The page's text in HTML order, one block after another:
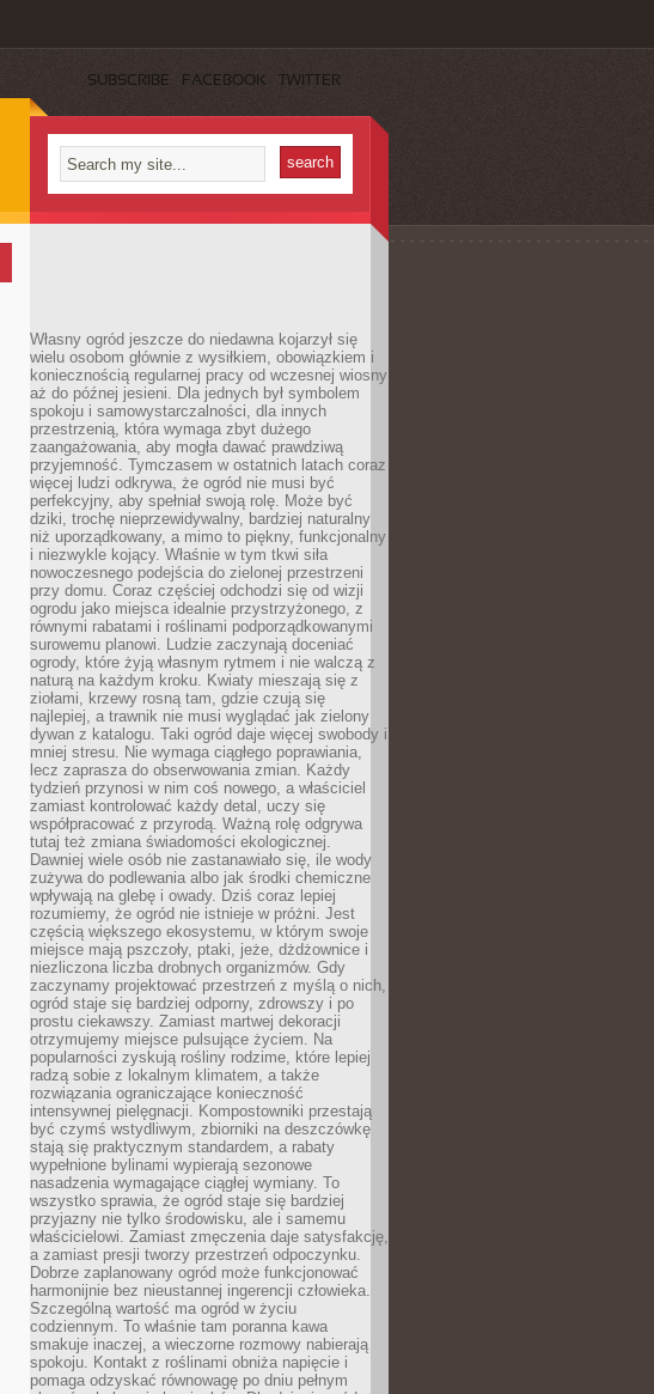
SUBSCRIBE FACEBOOK TWITTER
Własny ogród jeszcze do niedawna kojarzył się
wielu osobom głównie z wysiłkiem, obowiązkiem i
koniecznością regularnej pracy od wczesnej wiosny
aż do późnej jesieni. Dla jednych był symbolem
spokoju i samowystarczalności, dla innych
przestrzenią, która wymaga zbyt dużego
zaangażowania, aby mogła dawać prawdziwą
przyjemność. Tymczasem w ostatnich latach coraz
więcej ludzi odkrywa, że ogród nie musi być
perfekcyjny, aby spełniał swoją rolę. Może być
dziki, trochę nieprzewidywalny, bardziej naturalny
niż uporządkowany, a mimo to piękny, funkcjonalny
i niezwykle kojący. Właśnie w tym tkwi siła
nowoczesnego podejścia do zielonej przestrzeni
przy domu. Coraz częściej odchodzi się od wizji
ogrodu jako miejsca idealnie przystrzyżonego, z
równymi rabatami i roślinami podporządkowanymi
surowemu planowi. Ludzie zaczynają doceniać
ogrody, które żyją własnym rytmem i nie walczą z
naturą na każdym kroku. Kwiaty mieszają się z
ziołami, krzewy rosną tam, gdzie czują się
najlepiej, a trawnik nie musi wyglądać jak zielony
dywan z katalogu. Taki ogród daje więcej swobody i
mniej stresu. Nie wymaga ciągłego poprawiania,
lecz zaprasza do obserwowania zmian. Każdy
tydzień przynosi w nim coś nowego, a właściciel
zamiast kontrolować każdy detal, uczy się
współpracować z przyrodą. Ważną rolę odgrywa
tutaj też zmiana świadomości ekologicznej.
Dawniej wiele osób nie zastanawiało się, ile wody
zużywa do podlewania albo jak środki chemiczne
wpływają na glebę i owady. Dziś coraz lepiej
rozumiemy, że ogród nie istnieje w próżni. Jest
częścią większego ekosystemu, w którym swoje
miejsce mają pszczoły, ptaki, jeże, dżdżownice i
niezliczona liczba drobnych organizmów. Gdy
zaczynamy projektować przestrzeń z myślą o nich,
ogród staje się bardziej odporny, zdrowszy i po
prostu ciekawszy. Zamiast martwej dekoracji
otrzymujemy miejsce pulsujące życiem. Na
popularności zyskują rośliny rodzime, które lepiej
radzą sobie z lokalnym klimatem, a także
rozwiązania ograniczające konieczność
intensywnej pielęgnacji. Kompostowniki przestają
być czymś wstydliwym, zbiorniki na deszczówkę
stają się praktycznym standardem, a rabaty
wypełnione bylinami wypierają sezonowe
nasadzenia wymagające ciągłej wymiany. To
wszystko sprawia, że ogród staje się bardziej
przyjazny nie tylko środowisku, ale i samemu
właścicielowi. Zamiast zmęczenia daje satysfakcję,
a zamiast presji tworzy przestrzeń odpoczynku.
Dobrze zaplanowany ogród może funkcjonować
harmonijnie bez nieustannej ingerencji człowieka.
Szczególną wartość ma ogród w życiu
codziennym. To właśnie tam poranna kawa
smakuje inaczej, a wieczorne rozmowy nabierają
spokoju. Kontakt z roślinami obniża napięcie i
pomaga odzyskać równowagę po dniu pełnym